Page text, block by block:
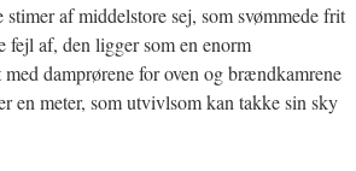
af middelstore sej, som svømmede frit
fejl af, den ligger som en enorm
damprørene for oven og brændkamrene
en meter, som utvivlsom kan takke sin sky